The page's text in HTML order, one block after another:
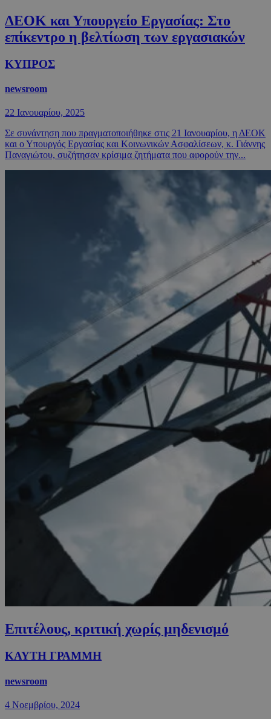
ΔΕΟΚ και Υπουργείο Εργασίας: Στο
επίκεντρο η βελτίωση των εργασιακών
ΚΥΠΡΟΣ
newsroom
22 Ιανουαρίου, 2025
Σε συνάντηση που πραγματοποιήθηκε στις 21 Ιανουαρίου, η ΔΕΟΚ
και ο Υπουργός Εργασίας και Κοινωνικών Ασφαλίσεων, κ. Γιάννης
Παναγιώτου, συζήτησαν κρίσιμα ζητήματα που αφορούν την...
Επιτέλους, κριτική χωρίς μηδενισμό
ΚΑΥΤΗ ΓΡΑΜΜΗ
newsroom
4 Νοεμβρίου, 2024